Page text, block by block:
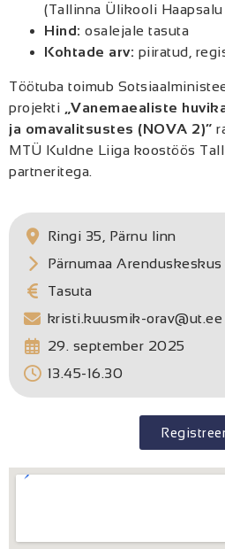
(Tallinna Ülikooli
Hind: osalejale tasuta
Kohtade arv: piiratud,
Töötuba toimub
projekti
„Vanemaealiste
ja omavalitsustes (NOVA 2)”
MTÜ Kuldne Liiga koostöös
partneritega.
Ringi 35, Pärnu linn
Pärnumaa Arenduskeskus
Tasuta
kristi.kuusmik-orav@ut.ee
29. september 2025
13.45-16.30